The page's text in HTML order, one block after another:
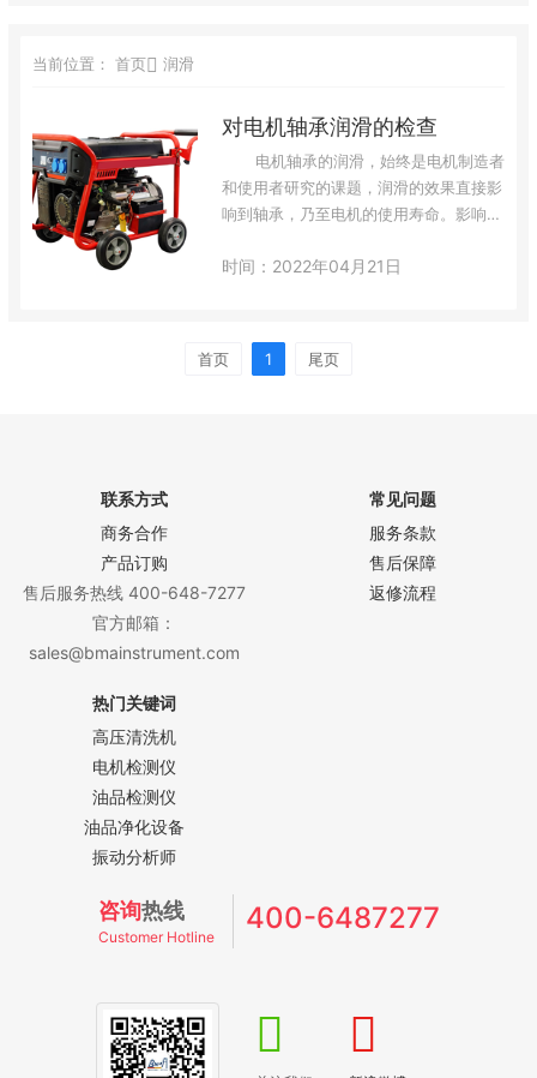
当前位置： 首页 润滑
对电机轴承润滑的检查
电机轴承的润滑，始终是电机制造者
和使用者研究的课题，润滑的效果直接影
响到轴承，乃至电机的使用寿命。影响电
一点就是润滑脂的适用性，电机不同的转
温度对润滑脂的要求，如耐高温润滑脂和
耐低温润滑脂。 &nb…
时间：2022年04月21日
首页 1 尾页
联系方式
商务合作
产品订购
售后服务热线 400-648-7277
官方邮箱：
sales@bmainstrument.com
常见问题
服务条款
售后保障
返修流程
热门关键词
高压清洗机
电机检测仪
油品检测仪
油品净化设备
振动分析师
咨询热线
Customer Hotline
400-6487277